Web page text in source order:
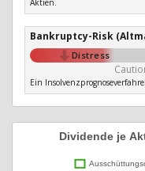
Aktien.
Bankruptcy-Risk
Distress
Ein